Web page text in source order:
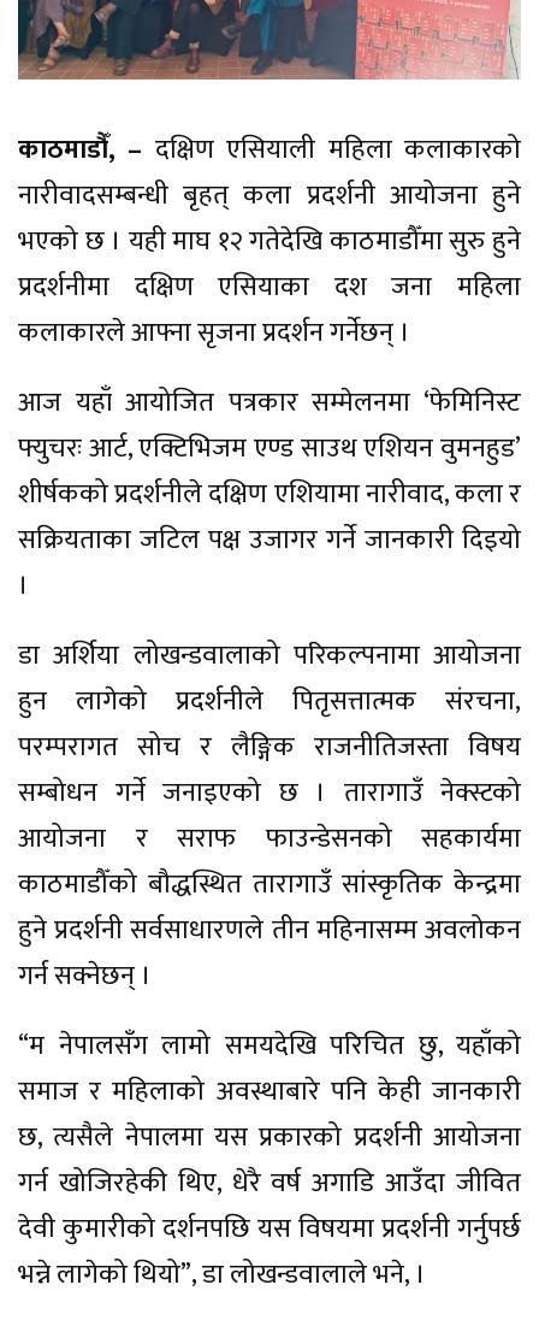
काठमाडौँ, – दक्षिण एसियाली महिला कलाकारको
नारीवादसम्बन्धी बृहत् कला प्रदर्शनी आयोजना हुने
भएको छ । यही माघ १२ गतेदेखि काठमाडौँमा सुरु हुने
प्रदर्शनीमा दक्षिण एसियाका दश जना महिला
कलाकारले आफ्ना सृजना प्रदर्शन गर्नेछन् ।
आज यहाँ आयोजित पत्रकार सम्मेलनमा ‘फेमिनिस्ट
फ्युचरः आर्ट, एक्टिभिजम एण्ड साउथ एशियन वुमनहुड’
शीर्षकको प्रदर्शनीले दक्षिण एशियामा नारीवाद, कला र
सक्रियताका जटिल पक्ष उजागर गर्ने जानकारी दिइयो
।
डा अर्शिया लोखन्डवालाको परिकल्पनामा आयोजना
हुन लागेको प्रदर्शनीले पितृसत्तात्मक संरचना,
परम्परागत सोच र लैङ्गिक राजनीतिजस्ता विषय
सम्बोधन गर्ने जनाइएको छ । तारागाउँ नेक्स्टको
आयोजना र सराफ फाउन्डेसनको सहकार्यमा
काठमाडौँको बौद्धस्थित तारागाउँ सांस्कृतिक केन्द्रमा
हुने प्रदर्शनी सर्वसाधारणले तीन महिनासम्म अवलोकन
गर्न सक्नेछन् ।
“म नेपालसँग लामो समयदेखि परिचित छु, यहाँको
समाज र महिलाको अवस्थाबारे पनि केही जानकारी
छ, त्यसैले नेपालमा यस प्रकारको प्रदर्शनी आयोजना
गर्न खोजिरहेकी थिए, धेरै वर्ष अगाडि आउँदा जीवित
देवी कुमारीको दर्शनपछि यस विषयमा प्रदर्शनी गर्नुपर्छ
भन्ने लागेको थियो”, डा लोखन्डवालाले भने, ।